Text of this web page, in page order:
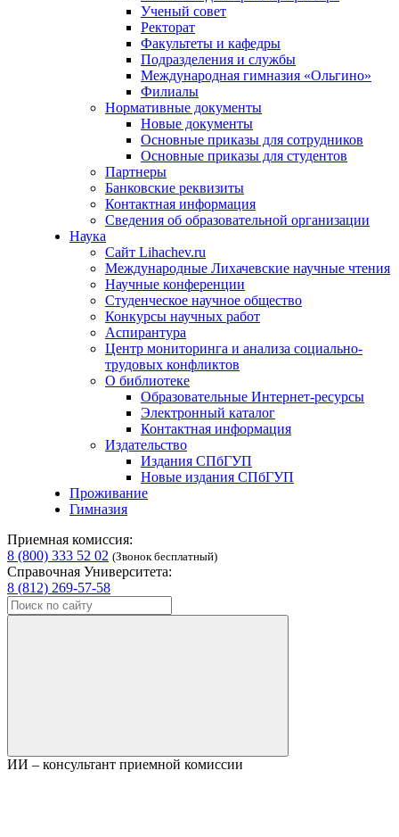
Ученый совет
Ректорат
Факультеты и кафедры
Подразделения и службы
Международная гимназия «Ольгино»
Филиалы
Нормативные документы
Новые документы
Основные приказы для сотрудников
Основные приказы для студентов
Партнеры
Банковские реквизиты
Контактная информация
Сведения об образовательной организации
Наука
Сайт Lihachev.ru
Международные Лихачевские научные чтения
Научные конференции
Студенческое научное общество
Конкурсы научных работ
Аспирантура
Центр мониторинга и анализа социально-
трудовых конфликтов
О библиотеке
Образовательные Интернет-ресурсы
Электронный каталог
Контактная информация
Издательство
Издания СПбГУП
Новые издания СПбГУП
Проживание
Гимназия
Приемная комиссия:
8 (800) 333 52 02 (Звонок бесплатный)
Справочная Университета:
8 (812) 269-57-58
ИИ – консультант приемной комиссии